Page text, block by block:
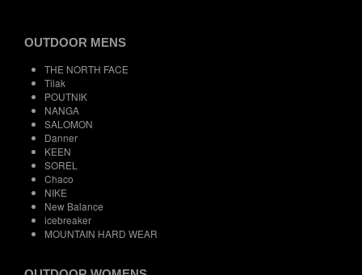
OUTDOOR MENS
THE NORTH FACE
Tilak
POUTNIK
NANGA
SALOMON
Danner
KEEN
SOREL
Chaco
NIKE
New Balance
icebreaker
MOUNTAIN HARD WEAR